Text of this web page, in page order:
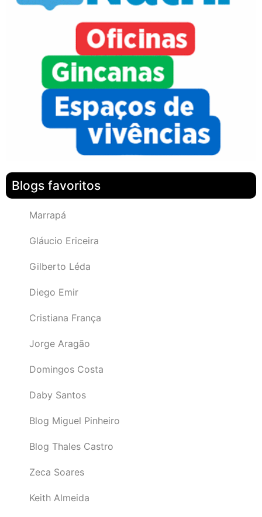
Blogs favoritos
Marrapá
Gláucio Ericeira
Gilberto Léda
Diego Emir
Cristiana França
Jorge Aragão
Domingos Costa
Daby Santos
Blog Miguel Pinheiro
Blog Thales Castro
Zeca Soares
Keith Almeida